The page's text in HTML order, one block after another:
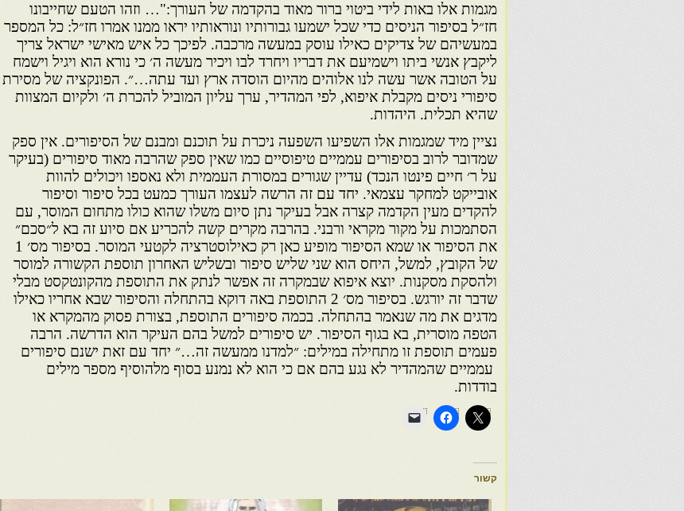
מגמות אלו באות לידי ביטוי ברור מאוד בהקדמה של העורך:"… וזהו הטעם שחייבונו
חז״ל בסיפור הניסים כדי שכל ישמעו גבורותיו ונוראותיו יראו ממנו אמרו חז״ל: כל המספר
במעשיהם של צדיקים כאילו עוסק במעשה מרכבה. לפיכך כל איש מאישי ישראל צריך
ליקבץ אנשי ביתו וישמיעם את דבריו ויחרד לבו ויכיר מעשה ה׳ כי נורא הוא ויגיל וישמח
על הטובה אשר עשה לנו אלוהים מהיום הוסדה ארץ ועד עתה…״. הפונקציה של מסירת
סיפורי ניסים מקבלת איפוא, לפי המהדיר, ערך עליון המוביל להכרת ה׳ ולקיום המצוות
שהיא תכלית. היהדות.
נציין מיד שמגמות אלו השפיעו השפעה ניכרת על תוכנם ומבנם של הסיפורים. אין ספק
שמדובר לרוב בסיפורים עממיים טיפוסיים כמו שאין ספק שהרבה מאוד סיפורים (בעיקר
על ר׳ חיים פינטו הנכד) עדיין שגורים במסורת העממית ולא נאספו ויכולים להוות
אובייקט למחקר עצמאי. יחד עם זה הרשה לעצמו העורך כמעט בכל סיפור וסיפור
להקדים מעין הקדמה קצרה אבל בעיקר נתן סיום משלו שהוא כולו מתחום המוסר, עם
הסתמכות על מקור מקראי ורבני. בהרבה מקרים קשה להכריע אם סיוע זה בא ל״סכם״
את הסיפור או שמא הסיפור מופיע כאן רק כאילוסטרציה לקטעי המוסר. בסיפור מס׳ 1
של הקובץ, למשל, היחס הוא שני שליש סיפור ובשליש האחרון תוספת הקשורה למוסר
ולהסקת מסקנות. יוצא איפוא שבמקרה זה אפשר לנתק את התוספת מהקונטקסט מבלי
שדבר זה יורגש. בסיפור מס׳ 2 התוספת באה דוקא בהתחלה והסיפור שבא אחריו כאילו
מדגים את מה שנאמר בהתחלה. בכמה סיפורים התוספת, בצורת פסוק מהמקרא או
הטפה מוסרית, בא בגוף הסיפור. יש סיפורים למשל בהם העיקר הוא הדרשה. הרבה
פעמים תוספת זו מתחילה במילים: ״למדנו ממעשה זה…״ יחד עם זאת ישנם סיפורים
עממיים שהמהדיר לא נגע בהם אם כי הוא לא נמנע בסוף מלהוסיף מספר מילים
בודדות.
קשור